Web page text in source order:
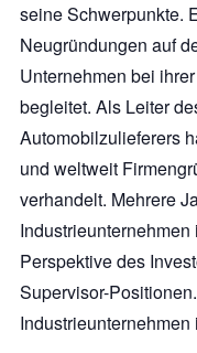
seine Schwerpunkte.
Neugründungen auf
Unternehmen bei
begleitet. Als Leiter
Automobilzulieferers
und weltweit
verhandelt. Mehrere
Perspektive des
Supervisor-